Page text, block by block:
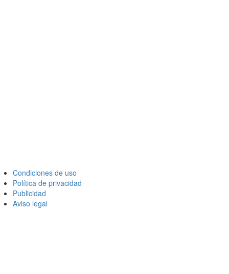
Condiciones de uso
Política de privacidad
Publicidad
Aviso legal